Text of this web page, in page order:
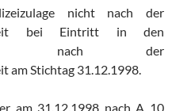
nicht nach der
bei Eintritt in den
nach der
am Stichtag 31.12.1998.
am 31.12.1998 nach A 10